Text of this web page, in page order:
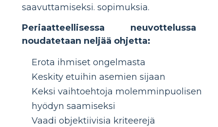
saavuttamiseksi. sopimuksia.
Periaatteellisessa neuvottelussa
noudatetaan neljää ohjetta:
Erota ihmiset ongelmasta
Keskity etuihin asemien sijaan
Keksi vaihtoehtoja molemminpuolisen
hyödyn saamiseksi
Vaadi objektiivisia kriteerejä